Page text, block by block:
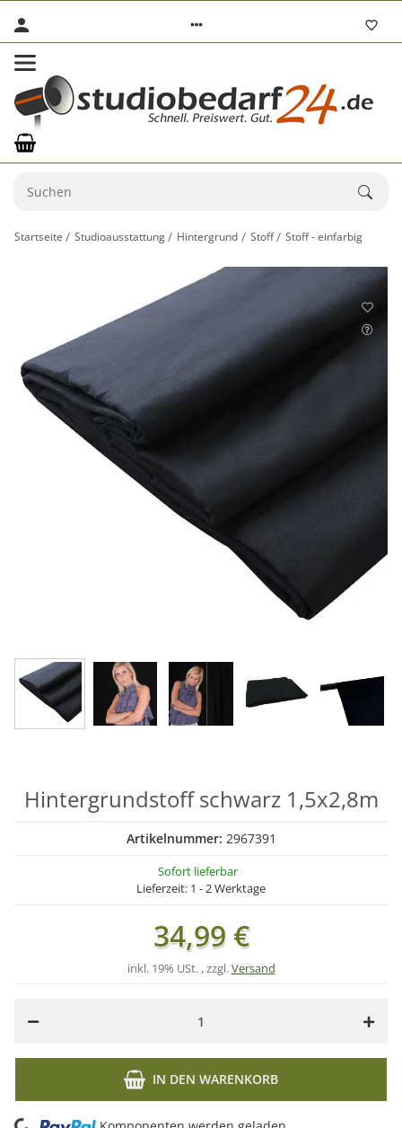
Startseite Studioausstattung Hintergrund Stoff Stoff - einfarbig
Hintergrundstoff schwarz 1,5x2,8m
Artikelnummer: 2967391
Sofort lieferbar
Lieferzeit: 1 - 2 Werktage
34,99 €
inkl. 19% USt. , zzgl.Versand
IN DEN WARENKORB